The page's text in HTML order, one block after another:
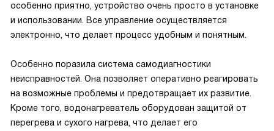
особенно приятно, устройство очень просто в установке
и использовании. Все управление осуществляется
электронно, что делает процесс удобным и понятным.
Особенно поразила система самодиагностики
неисправностей. Она позволяет оперативно реагировать
на возможные проблемы и предотвращает их развитие.
Кроме того, водонагреватель оборудован защитой от
перегрева и сухого нагрева, что делает его